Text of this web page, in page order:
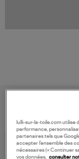
lulli-sur-la-toile.com utilise
performance,
partenaires tels que
accepter l’ensemble des
nécessaires (« Continuer
vos données,
consulter